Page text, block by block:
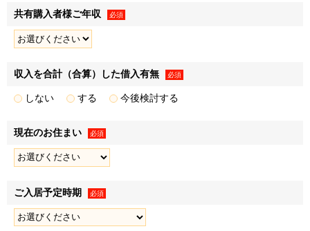
Cookieや広告ID（スマートフォン端末の識別子）等（以下
「Cookie等」といいます）により収集されたWebの閲覧・利
ータと紐づけたうえで、広告配信等の目的で利用いたしま
お客様の個人データと紐づけたうえで、上記「利用目的」に
記載した1.～3.の利用目的の達成に必要な範囲で利用いたし
第三者提供
共有購入者様ご年収 必須
収入を合計（合算）した借入有無 必須
しない する 今後検討する
現在のお住まい 必須
ご入居予定時期 必須